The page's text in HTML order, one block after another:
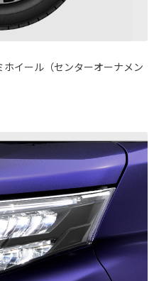
イール（センターオーナメン